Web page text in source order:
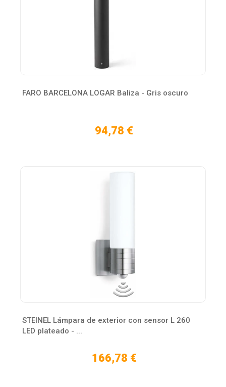
FARO BARCELONA LOGAR Baliza - Gris oscuro
94,78 €
STEINEL Lámpara de exterior con sensor L 260
LED plateado - ...
166,78 €